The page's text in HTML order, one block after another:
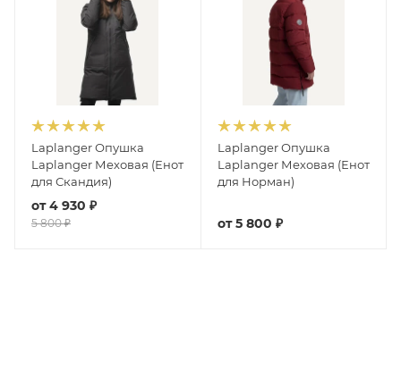
Laplanger Опушка
Laplanger Меховая (Енот
для Скандия)
от4 930 ₽
5 800 ₽
Laplanger Опушка
Laplanger Меховая (Енот
для Норман)
от5 800 ₽